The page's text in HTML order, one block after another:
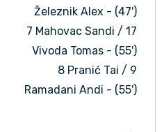
Železnik Alex - (47')
7 Mahovac Sandi / 17
Vivoda Tomas - (55')
8 Pranić Tai / 9
Ramadani Andi - (55')